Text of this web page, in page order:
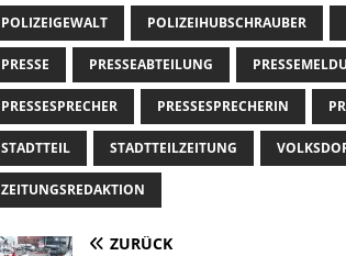
POLIZEIGEWALT POLIZEIHUBSCHRAUBER
PRESSE PRESSEABTEILUNG
PRESSESPRECHER PRESSESPRECHERIN
STADTTEIL STADTTEILZEITUNG
ZEITUNGSREDAKTION
ZURÜCK